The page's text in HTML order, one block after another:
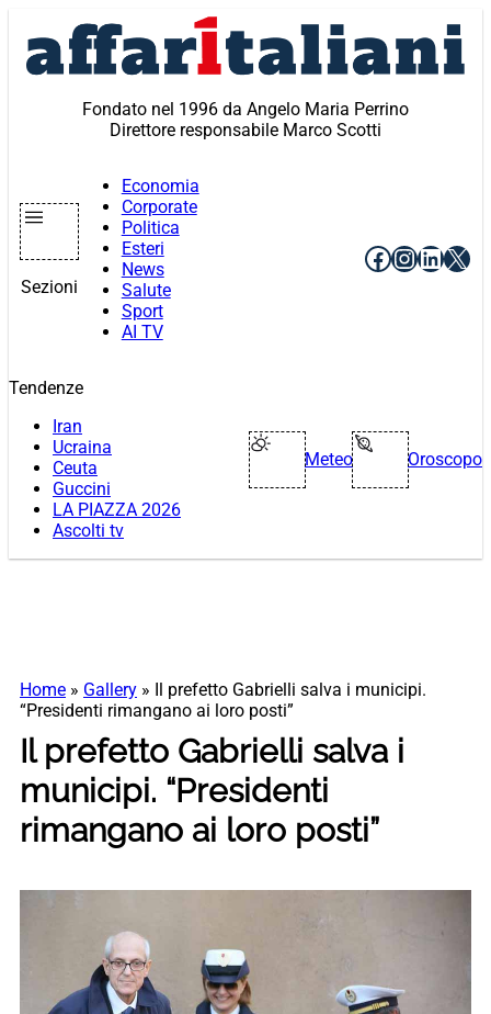
contenuto
Fondato nel 1996 da Angelo Maria Perrino
Direttore responsabile Marco Scotti
Sezioni
Economia
Corporate
Politica
Esteri
News
Salute
Sport
AI TV
Facebook
X
Tendenze
Iran
Ucraina
Ceuta
Guccini
LA PIAZZA 2026
Ascolti tv
Meteo Oroscopo
Home » Gallery »
Il prefetto Gabrielli salva i municipi.
“Presidenti rimangano ai loro posti”
Il prefetto Gabrielli salva i
municipi. “Presidenti
rimangano ai loro posti”